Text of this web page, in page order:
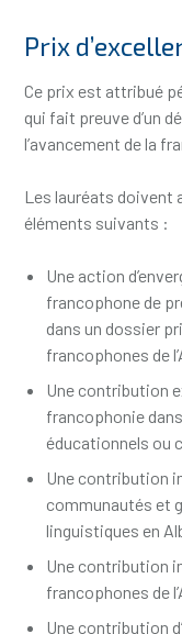
Prix
Ce prix est attribué
qui fait preuve d’un
l’avancement de la
Les lauréats doivent
éléments suivants :
Une action
francophone de
dans un dossier
francophones de
Une contribution
francophonie
éducationnels ou
Une contribution
communautés et
linguistiques en
Une contribution
francophones de
Une contribution